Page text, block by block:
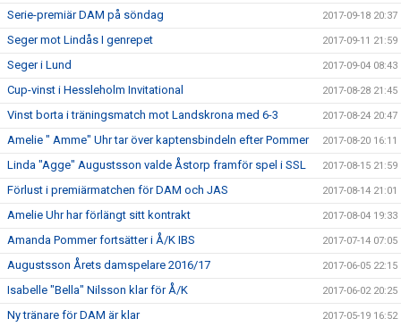
Serie-premiär DAM på söndag 2017-09-18 20:37
Seger mot Lindås I genrepet 2017-09-11 21:59
Seger i Lund 2017-09-04 08:43
Cup-vinst i Hessleholm Invitational 2017-08-28 21:45
Vinst borta i träningsmatch mot Landskrona med 6-3 2017-08-24 20:47
Amelie " Amme" Uhr tar över kaptensbindeln efter Pommer 2017-08-20 16:11
Linda "Agge" Augustsson valde Åstorp framför spel i SSL 2017-08-15 21:59
Förlust i premiärmatchen för DAM och JAS 2017-08-14 21:01
Amelie Uhr har förlängt sitt kontrakt 2017-08-04 19:33
Amanda Pommer fortsätter i Å/K IBS 2017-07-14 07:05
Augustsson Årets damspelare 2016/17 2017-06-05 22:15
Isabelle "Bella" Nilsson klar för Å/K 2017-06-02 20:25
Ny tränare för DAM är klar 2017-05-19 16:52